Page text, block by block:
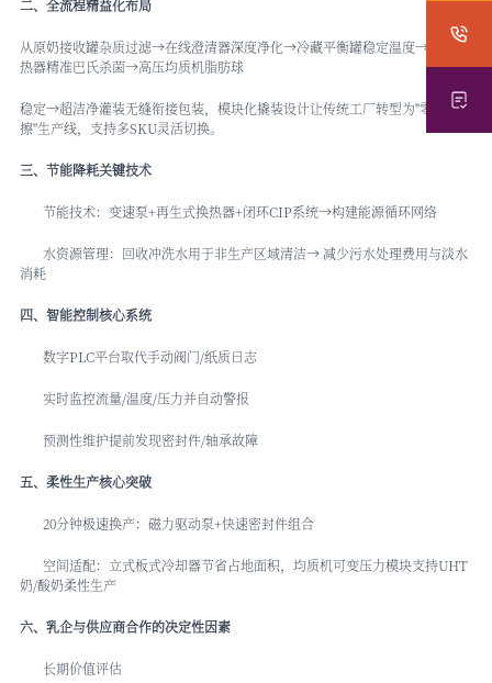
二、全流程精益化布局
从原奶接收罐杂质过滤→在线澄清器深度净化→冷藏平衡罐稳定温度→板式换
热器精准巴氏杀菌→高压均质机脂肪球
稳定→超洁净灌装无缝衔接包装，模块化撬装设计让传统工厂转型为"零摩
擦"生产线，支持多SKU灵活切换。
三、节能降耗关键技术
节能技术：变速泵+再生式换热器+闭环CIP系统→构建能源循环网络
水资源管理：回收冲洗水用于非生产区域清洁→ 减少污水处理费用与淡水
消耗
四、智能控制核心系统
数字PLC平台取代手动阀门/纸质日志
实时监控流量/温度/压力并自动警报
预测性维护提前发现密封件/轴承故障
五、柔性生产核心突破
20分钟极速换产：磁力驱动泵+快速密封件组合
空间适配：立式板式冷却器节省占地面积，均质机可变压力模块支持UHT
奶/酸奶柔性生产
六、乳企与供应商合作的决定性因素
长期价值评估